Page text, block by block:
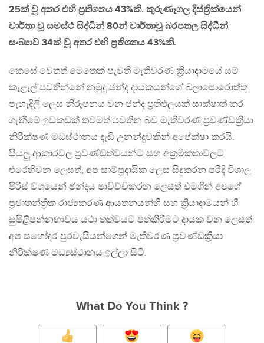
25ක් වූ අතර එහි ප්‍රතිශතය 43%කි. කුරුණෑගල දිස්ත්‍රික්යෙන්
වාර්තා වූ සමස්ථ සිද්ධීන් 80න් වාර්තාවූ බරපතල සිද්ධීන්
සංඛ්‍යාව 34ක් වූ අතර එහි ප්‍රතිශතය 43%කි.
කෙසේ වෙතත් මෙතෙක් පැවති මැතිවරණ ක්‍රියාදාමයේ යම්
කැළැල් පවතින්නේ නමුදු ඡන්ද දායකයන්ගේ බලාපොරොත්තු
පැහැදිලි ලෙස නිරූපනය වන ඡන්ද ප්‍රතිඵලයක් සාක්ෂාත් කර
ගැනීමේ ඉඩකඩක් තවමත් පවතින බව මැතිවරණ ප්‍රචණ්ඩක්‍රියා
නිරීක්ෂණ මධස්ථානය දැඩි උනන්දුවකින් අපේක්ෂා කරයි.
සියලු ආකාරවල ප්‍රචණ්ඩත්වයන්ට සහ අක්‍රමිකතාවලට
එරෙහිවන ලෙසත්, අප සාම්ප්‍රදායික ලෙස සිදුකරන පරිදි විශාල
පිරිස් වශයෙන් ඡන්දය පාවිච්චිකරන ලෙසත් එමගින් අපගේ
ප්‍රජාතන්ත්‍රික රාජ්‍යකරණ ආයතනයන්හී සහ ක්‍රියාදාමයන් හී
සුපිළිපන්නභාවය යථා තත්වයට පත්කිරීමට දායක වන ලෙසත්
අප සහෝදර පුරවැසියන්ගෙන් මැතිවරණ ප්‍රචණ්ඩක්‍රියා
නිරීක්ෂණ මධ්‍යස්ථානය ඉල්ලා සිටී.
What Do You Think ?